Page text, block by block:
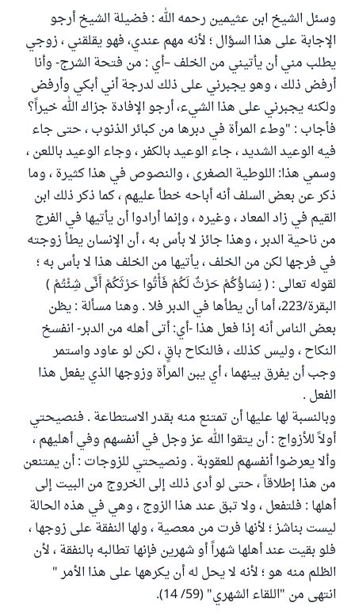
وسئل الشيخ ابن عثيمين رحمه الله : فضيلة الشيخ أرجو
الإجابة على هذا السؤال ؛ لأنه مهم عندي، فهو يقلقني ، زوجي
يطلب مني أن يأتيني من الخلف –أي : من فتحة الشرج- وأنا
أرفض ذلك ، وهو يجبرني على ذلك لدرجة أني أبكي وأرفض
ولكنه يجبرني على هذا الشيء، أرجو الإفادة جزاك الله خيراً؟
فأجاب : "وطء المرأة في دبرها من كبائر الذنوب ، حتى جاء
فيه الوعيد الشديد ، جاء الوعيد بالكفر ، وجاء الوعيد باللعن ،
وسمي هذا: اللوطية الصغرى ، والنصوص في هذا كثيرة ، وما
ذكر عن بعض السلف أنه أباحه خطأ عليهم ، كما ذكر ذلك ابن
القيم في زاد المعاد ، وغيره ، وإنما أرادوا أن يأتيها في الفرج
من ناحية الدبر ، وهذا جائز لا بأس به ، أن الإنسان يطأ زوجته
في فرجها لكن من الخلف ، يأتيها من الخلف هذا لا بأس به ؛
لقوله تعالى : ( نِسَاؤُكُمْ حَرْثٌ لَكُمْ فَأْتُوا حَرْثَكُمْ أَنَّى شِئْتُمْ )
البقرة/223، أما أن يطأها في الدبر فلا . وهنا مسألة : يظن
بعض الناس أنه إذا فعل هذا -أي: أتى أهله من الدبر- انفسخ
النكاح ، وليس كذلك ، فالنكاح باقٍ ، لكن لو عاود واستمر
وجب أن يفرق بينهما ، أي يبن المرأة وزوجها الذي يفعل هذا
الفعل .
وبالنسبة لها عليها أن تمتنع منه بقدر الاستطاعة . فنصيحتي
أولاً للأزواج : أن يتقوا الله عز وجل في أنفسهم وفي أهليهم ،
وألا يعرضوا أنفسهم للعقوبة . ونصيحتي للزوجات : أن يمتنعن
من هذا إطلاقاً ، حتى لو أدى ذلك إلى الخروج من البيت إلى
أهلها : فلتفعل ، ولا تبق عند هذا الزوج ، وهي في هذه الحالة
ليست بناشز ؛ لأنها فرت من معصية ، ولها النفقة على زوجها ،
فلو بقيت عند أهلها شهراً أو شهرين فإنها تطالبه بالنفقة ، لأن
الظلم منه هو ؛ لأنه لا يحل له أن يكرهها على هذا الأمر "
انتهى من "اللقاء الشهري" (59/ 14).